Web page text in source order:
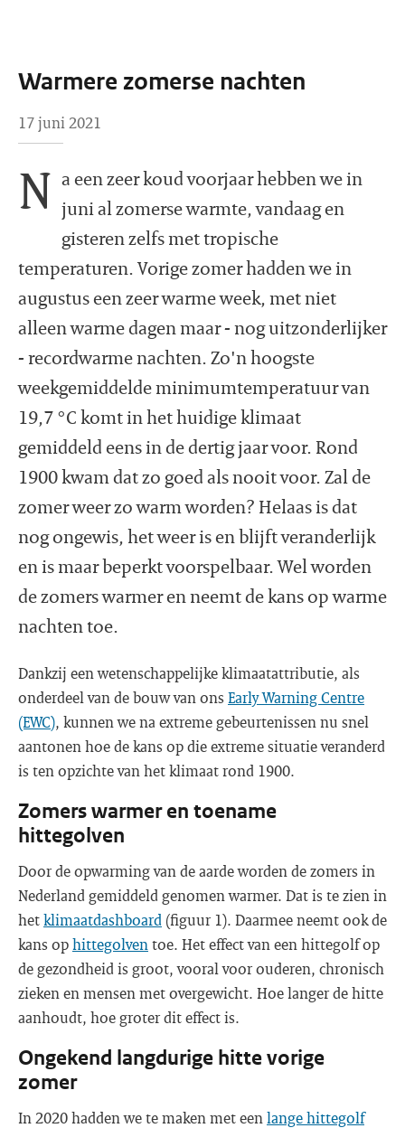
Warmere zomerse nachten
17 juni 2021
N a een zeer koud voorjaar hebben we in
juni al zomerse warmte, vandaag en
gisteren zelfs met tropische
temperaturen. Vorige zomer hadden we in
augustus een zeer warme week, met niet
alleen warme dagen maar - nog uitzonderlijker
- recordwarme nachten. Zo'n hoogste
weekgemiddelde minimumtemperatuur van
19,7 °C komt in het huidige klimaat
gemiddeld eens in de dertig jaar voor. Rond
1900 kwam dat zo goed als nooit voor. Zal de
zomer weer zo warm worden? Helaas is dat
nog ongewis, het weer is en blijft veranderlijk
en is maar beperkt voorspelbaar. Wel worden
de zomers warmer en neemt de kans op warme
nachten toe.
Dankzij een wetenschappelijke klimaatattributie, als
onderdeel van de bouw van onsEarly Warning Centre
(EWC), kunnen we na extreme gebeurtenissen nu snel
aantonen hoe de kans op die extreme situatie veranderd
is ten opzichte van het klimaat rond 1900.
Zomers warmer en toename
hittegolven
Door de opwarming van de aarde worden de zomers in
Nederland gemiddeld genomen warmer. Dat is te zien in
hetklimaatdashboard (figuur 1). Daarmee neemt ook de
kans ophittegolven toe. Het effect van een hittegolf op
de gezondheid is groot, vooral voor ouderen, chronisch
zieken en mensen met overgewicht. Hoe langer de hitte
aanhoudt, hoe groter dit effect is.
Ongekend langdurige hitte vorige
zomer
In 2020 hadden we te maken met een lange hittegolf